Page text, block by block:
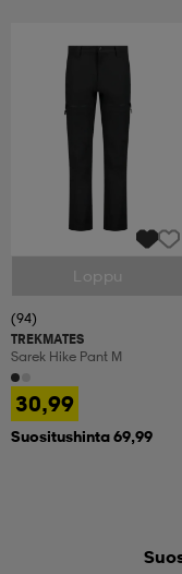
Valitse Koko
Loppu
(94)
TREKMATES
Sarek Hike Pant M
30,99
Suositushinta 69,99